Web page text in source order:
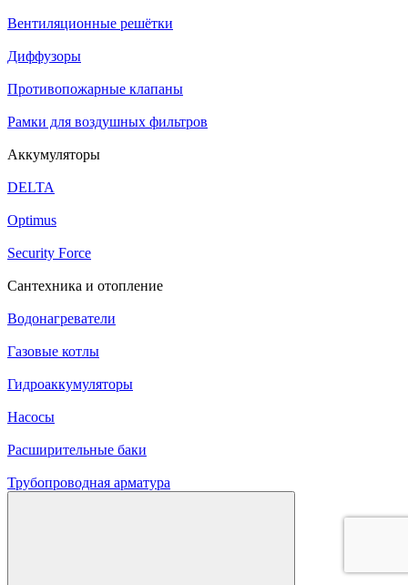
Вентиляционные решётки
Диффузоры
Противопожарные клапаны
Рамки для воздушных фильтров
Аккумуляторы
DELTA
Optimus
Security Force
Сантехника и отопление
Водонагреватели
Газовые котлы
Гидроаккумуляторы
Насосы
Расширительные баки
Трубопроводная арматура